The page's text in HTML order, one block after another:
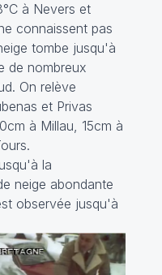
à Nevers et
connaissent pas
tombe jusqu'à
de nombreux
On relève
et Privas
à Millau, 15cm à
la
neige abondante
observée jusqu'à